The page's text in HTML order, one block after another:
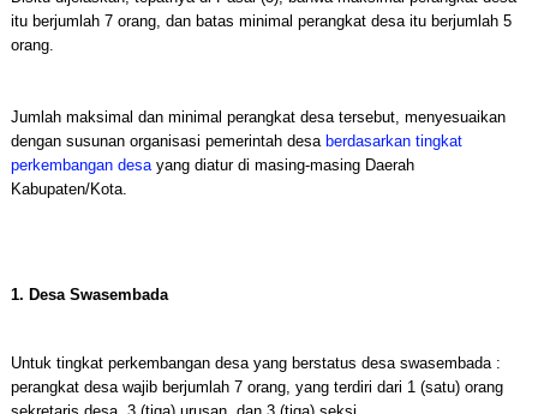
itu berjumlah 7 orang, dan batas minimal perangkat desa itu berjumlah 5
orang.
Jumlah maksimal dan minimal perangkat desa tersebut, menyesuaikan
dengan susunan organisasi pemerintah desa berdasarkan tingkat
perkembangan desayang diatur di masing-masing Daerah
Kabupaten/Kota.
1. Desa Swasembada
Untuk tingkat perkembangan desa yang berstatus desa swasembada :
perangkat desa wajib berjumlah 7 orang, yang terdiri dari 1 (satu) orang